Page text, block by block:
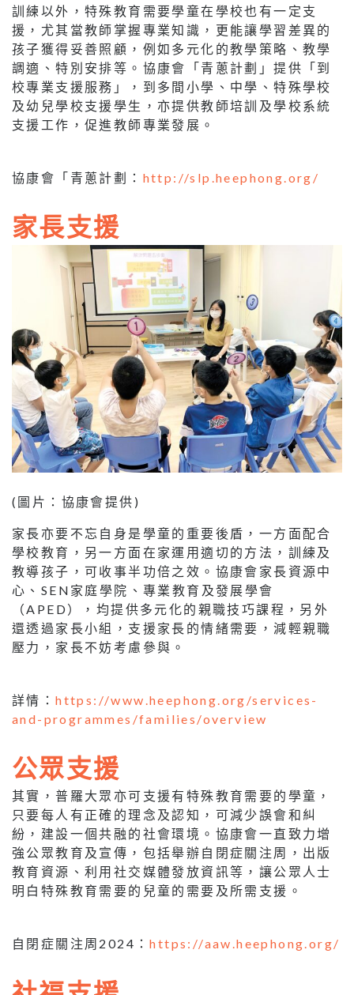
訓練以外，特殊教育需要學童在學校也有一定支
援，尤其當教師掌握專業知識，更能讓學習差異的
孩子獲得妥善照顧，例如多元化的教學策略、教學
調適、特別安排等。協康會「青蔥計劃」提供「到
校專業支援服務」，到多間小學、中學、特殊學校
及幼兒學校支援學生，亦提供教師培訓及學校系統
支援工作，促進教師專業發展。
協康會「青蔥計劃： http://slp.heephong.org/
家長支援
(圖片：協康會提供)
家長亦要不忘自身是學童的重要後盾，一方面配合
學校教育，另一方面在家運用適切的方法，訓練及
教導孩子，可收事半功倍之效。協康會家長資源中
心、SEN家庭學院、專業教育及發展學會
（APED），均提供多元化的親職技巧課程，另外
還透過家長小組，支援家長的情緒需要，減輕親職
壓力，家長不妨考慮參與。
詳情：https://www.heephong.org/services-
and-programmes/families/overview
公眾支援
其實，普羅大眾亦可支援有特殊教育需要的學童，
只要每人有正確的理念及認知，可減少誤會和糾
紛，建設一個共融的社會環境。協康會一直致力增
強公眾教育及宣傳，包括舉辦自閉症關注周，出版
教育資源、利用社交媒體發放資訊等，讓公眾人士
明白特殊教育需要的兒童的需要及所需支援。
自閉症關注周2024：https://aaw.heephong.org/